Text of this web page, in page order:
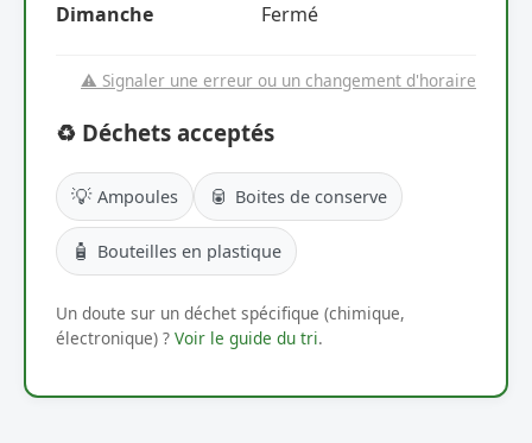
Dimanche
Fermé
⚠️ Signaler une erreur ou un changement d'horaire
♻️ Déchets acceptés
💡 Ampoules 🥫 Boites de conserve
🧴 Bouteilles en plastique
Un doute sur un déchet spécifique (chimique,
électronique) ? Voir le guide du tri.